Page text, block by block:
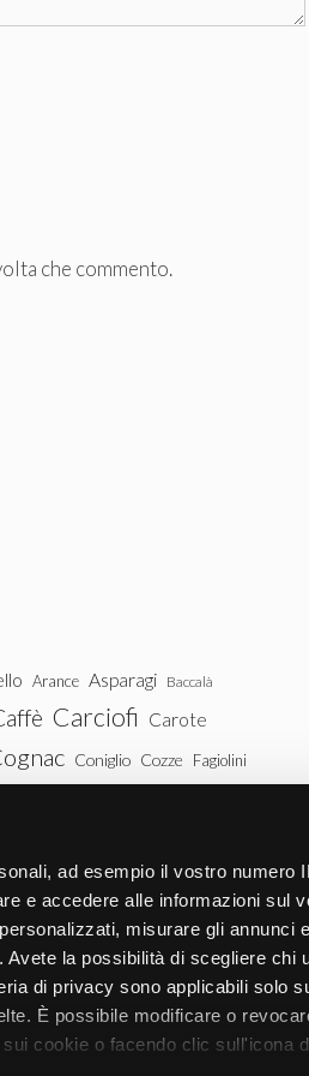
ad esempio il vostro numero
e accedere alle informazioni sul
misurare gli annunci
la possibilità di scegliere chi
di privacy sono applicabili solo
È possibile modificare o
cookie o facendo clic sull'icona
che commento.
Arance Asparagi Baccalà
Carciofi Carote
Coniglio Cozze Fagiolini
Piselli Pollo
Rum
Tonno Uova Vitello
Zucca Zucchine